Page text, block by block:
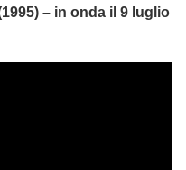
– in onda il 9 luglio